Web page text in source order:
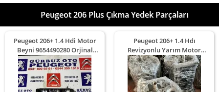
Peugeot 206 Plus Çıkma Yedek Parçaları
Peugeot 206+ 1.4 Hdi Motor
Beyni 9654490280 Orjinal
Çıkma
Peugeot 206+ 1.4 Hdı
Revizyonlu Yarım Motor
Orjınal Çıkma